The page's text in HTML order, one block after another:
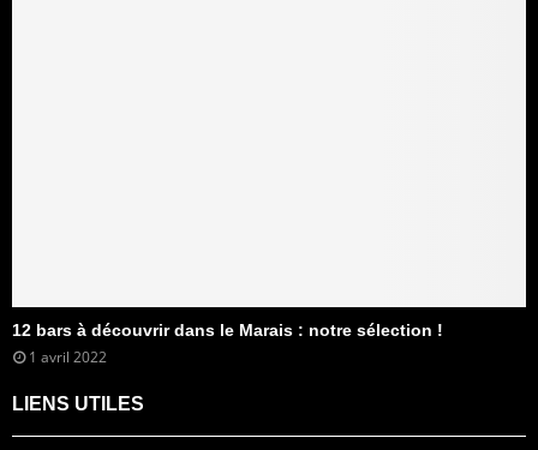
12 bars à découvrir dans le Marais : notre sélection !
1 avril 2022
LIENS UTILES